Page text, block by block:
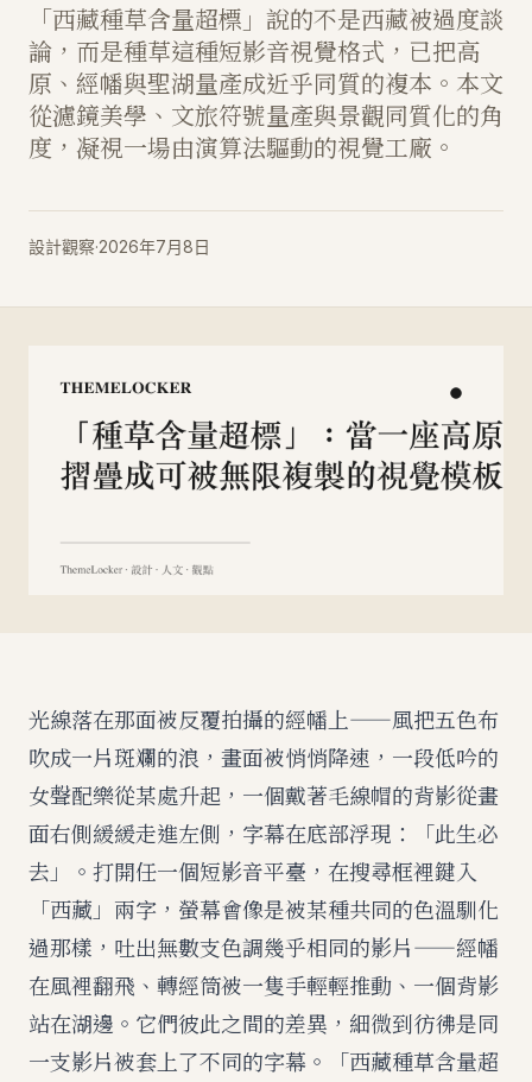
「西藏種草含量超標」說的不是西藏被過度談
論，而是種草這種短影音視覺格式，已把高
原、經幡與聖湖量產成近乎同質的複本。本文
從濾鏡美學、文旅符號量產與景觀同質化的角
度，凝視一場由演算法驅動的視覺工廠。
設計觀察·2026年7月8日
光線落在那面被反覆拍攝的經幡上——風把五色布
吹成一片斑斕的浪，畫面被悄悄降速，一段低吟的
女聲配樂從某處升起，一個戴著毛線帽的背影從畫
面右側緩緩走進左側，字幕在底部浮現：「此生必
去」。打開任一個短影音平臺，在搜尋框裡鍵入
「西藏」兩字，螢幕會像是被某種共同的色溫馴化
過那樣，吐出無數支色調幾乎相同的影片——經幡
在風裡翻飛、轉經筒被一隻手輕輕推動、一個背影
站在湖邊。它們彼此之間的差異，細微到彷彿是同
一支影片被套上了不同的字幕。「西藏種草含量超